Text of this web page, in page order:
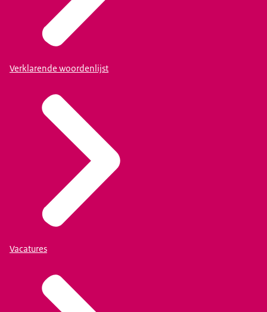
Verklarende woordenlijst
Vacatures